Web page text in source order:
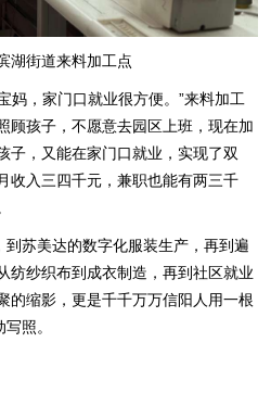
湖街道来料加工点
妈，家门口就业很方便。”来料加工
顾孩子，不愿意去园区上班，现在加
子，又能在家门口就业，实现了双
收入三四千元，兼职也能有两三千
到苏美达的数字化服装生产，再到遍
纺纱织布到成衣制造，再到社区就业
的缩影，更是千千万万信阳人用一根
照。